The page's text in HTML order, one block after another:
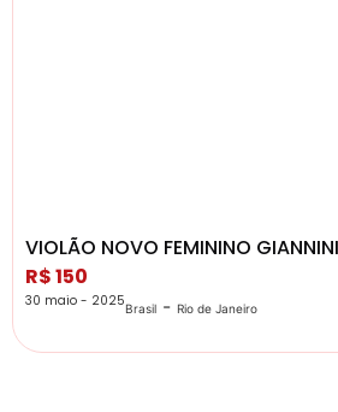
VIOLÃO NOVO FEMININO GIANNINI
R$ 150
30 maio - 2025Brasil - Rio de Janeiro